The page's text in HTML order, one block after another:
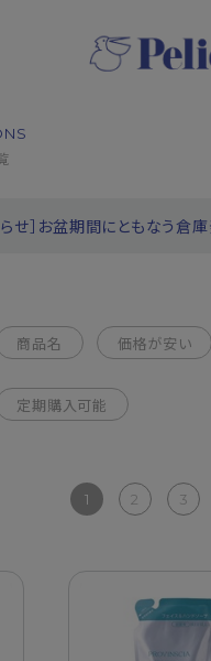
せ］お盆期間にともなう倉
商品名 価格が安い
定期購入可能
1 2 3